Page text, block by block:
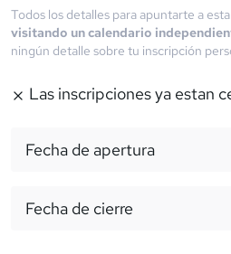
Todos los detalles para apuntarte a
visitando un calendario
ningún detalle sobre tu inscripción
Las inscripciones ya estan
Fecha de apertura
Fecha de cierre